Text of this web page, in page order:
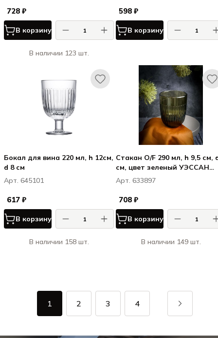
728 ₽
В корзину
В наличии 123 шт.
598 ₽
В корзину
Бокал для вина 220 мл, h 12см,
d 8 см
Арт. 645101
617 ₽
В корзину
В наличии 158 шт.
Стакан O/F 290 мл, h 9,5 см,
см, цвет зеленый УЭССАН
(ЦВЕТНОЕ СТЕКЛО) /
OUESSANT OLIVE
Арт. 633897
708 ₽
В корзину
В наличии 149 шт.
1 2 3 4